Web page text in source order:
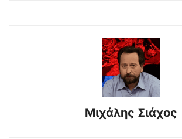
Μιχάλης Σιάχος